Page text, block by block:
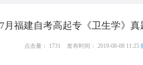
月福建自考高起专《卫生学》
点击量： 1731 发布时间： 2019-08-08 11:25